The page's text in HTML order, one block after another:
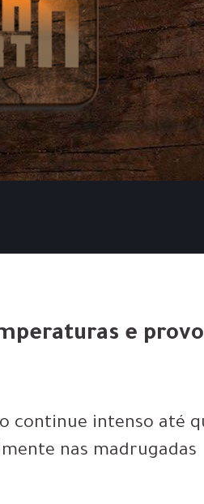
e
continue intenso até
nas madrugadas